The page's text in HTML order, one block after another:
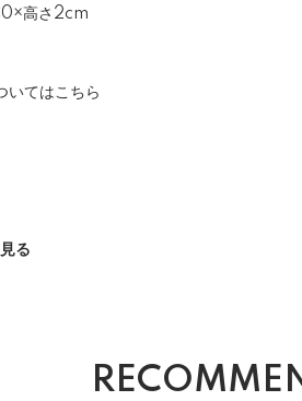
高さ2cm
いてはこちら
る